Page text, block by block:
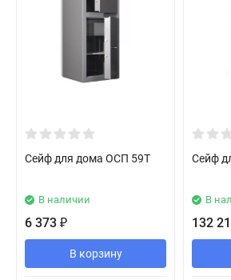
Сейф для дома ОСП 59T
В наличии
6 373 ₽
В корзину
Сейф
В
132